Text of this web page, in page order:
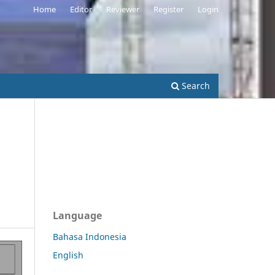
Search
Home Editor Reviewer Register Login
Language
Bahasa Indonesia
English